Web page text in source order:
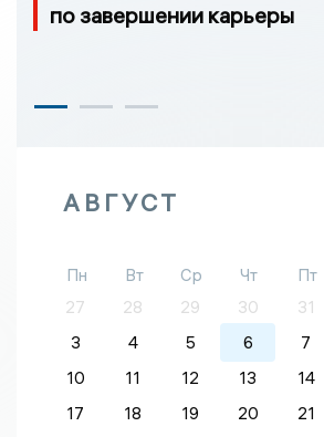
по завершении карьеры
АВГУСТ
Пн Вт Ср Чт Пт
27
28 29 30 31
3
4 5 6 7
10
11 12 13 14
17
18 19 20 21